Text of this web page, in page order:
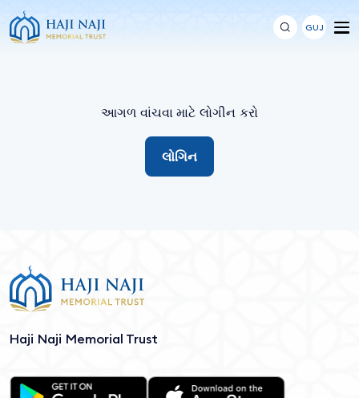
GUJ
આગળ વાંચવા માટે લોગીન કરો
લોગિન
Haji Naji Memorial Trust